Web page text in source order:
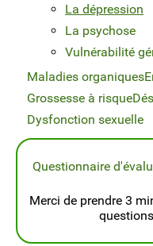
La dépression
La psychose
Vulnérabilité
Maladies organiques
Grossesse à risque
Dysfonction sexuelle
Questionnaire
Merci de prendre 3